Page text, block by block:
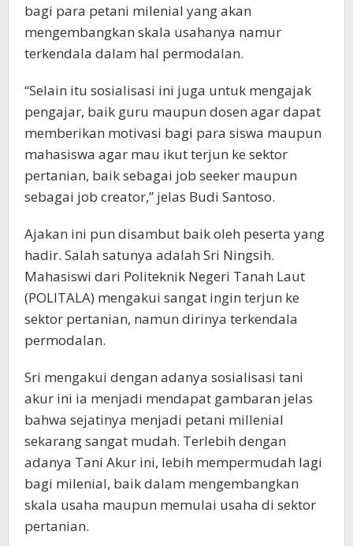
bagi para petani milenial yang akan
mengembangkan skala usahanya namur
terkendala dalam hal permodalan.
“Selain itu sosialisasi ini juga untuk mengajak
pengajar, baik guru maupun dosen agar dapat
memberikan motivasi bagi para siswa maupun
mahasiswa agar mau ikut terjun ke sektor
pertanian, baik sebagai job seeker maupun
sebagai job creator,” jelas Budi Santoso.
Ajakan ini pun disambut baik oleh peserta yang
hadir. Salah satunya adalah Sri Ningsih.
Mahasiswi dari Politeknik Negeri Tanah Laut
(POLITALA) mengakui sangat ingin terjun ke
sektor pertanian, namun dirinya terkendala
permodalan.
Sri mengakui dengan adanya sosialisasi tani
akur ini ia menjadi mendapat gambaran jelas
bahwa sejatinya menjadi petani millenial
sekarang sangat mudah. Terlebih dengan
adanya Tani Akur ini, lebih mempermudah lagi
bagi milenial, baik dalam mengembangkan
skala usaha maupun memulai usaha di sektor
pertanian.